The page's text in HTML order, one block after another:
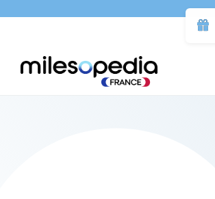
Panneau de gestion des cookies
contenu